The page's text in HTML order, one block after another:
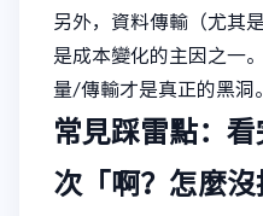
另外，資料傳輸（尤其
是成本變化的主因之一
量/傳輸才是真正的黑洞。
常見踩雷點：
次「啊？怎麼沒